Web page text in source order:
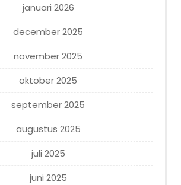
januari 2026
december 2025
november 2025
oktober 2025
september 2025
augustus 2025
juli 2025
juni 2025